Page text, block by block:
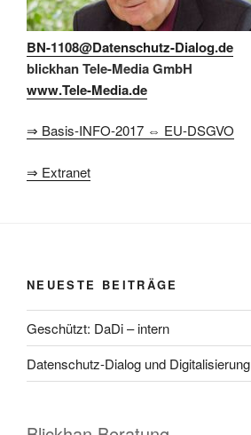
BN-1108@Datenschutz-Dialog.de
blickhan Tele-Media GmbH
www.Tele-Media.de
⇒ Basis-INFO-2017 ⇔ EU-DSGVO
⇒ Extranet
NEUESTE BEITRÄGE
Geschützt: DaDi – intern
Datenschutz-Dialog und Digitalisierung